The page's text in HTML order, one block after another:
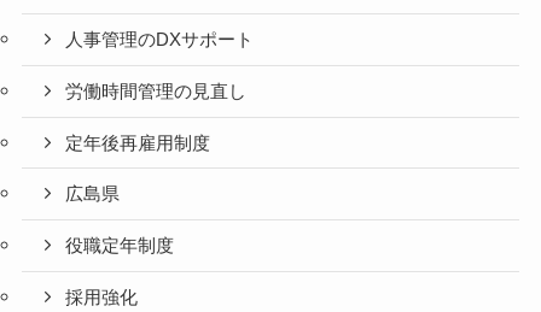
人事管理のDXサポート
労働時間管理の見直し
定年後再雇用制度
広島県
役職定年制度
採用強化